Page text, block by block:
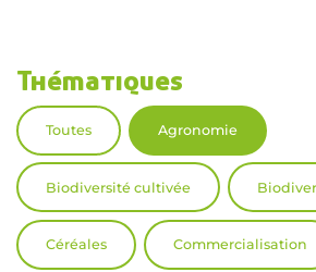
Thématiques
Toutes Agronomie
Biodiversité cultivée
Céréales Commercialisation